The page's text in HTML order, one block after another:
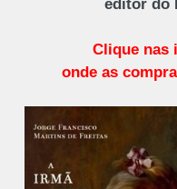
editor do
Clique nas
onde as